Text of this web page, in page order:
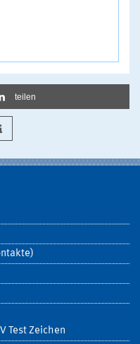
teilen
Test Zeichen